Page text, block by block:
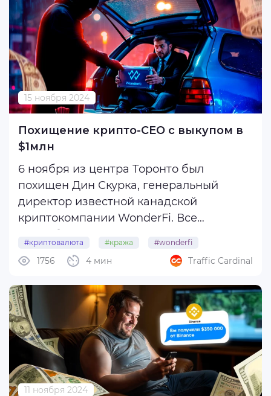
где ...
15 ноября 2024
Похищение крипто-CEO с выкупом в
$1млн
6 ноября из центра Торонто был
похищен Дин Скурка, генеральный
директор известной канадской
криптокомпании WonderFi. Все
далее в статье, а также поделимся
опасениями на тему учащения
похищений с целью заполучить крипту.
Итак, отметим, что инцидент является ...
#криптовалюта #кража #wonderfi
4 мин
1756 Traffic Cardinal
11 ноября 2024